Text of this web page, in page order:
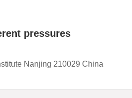
pressures
Nanjing 210029 China